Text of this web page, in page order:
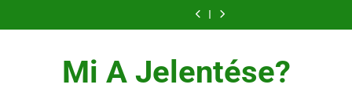
a
jelentése
Civilizáció
jelentése
Contemporary
Mi A Jelentése?